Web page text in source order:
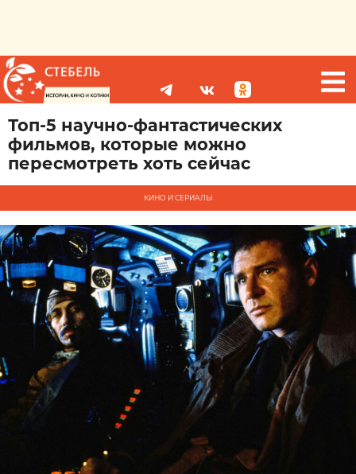
Топ-5 научно-фантастических
фильмов, которые можно
пересмотреть хоть сейчас
КИНО И СЕРИАЛЫ